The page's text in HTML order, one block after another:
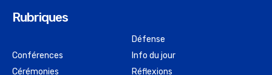
Rubriques
Conférences
Cérémonies
Défense
Info du jour
Réflexions